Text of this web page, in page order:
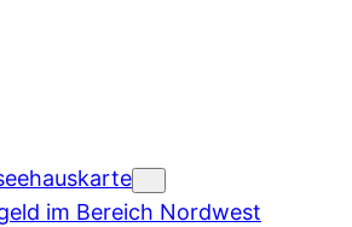
im Bereich Nordwest